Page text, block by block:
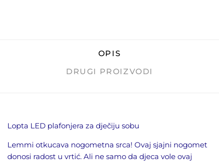
OPIS
DRUGI PROIZVODI
Lopta LED plafonjera za dječiju sobu
Lemmi otkucava nogometna srca! Ovaj sjajni nogomet
donosi radost u vrtić. Ali ne samo da djeca vole ovaj